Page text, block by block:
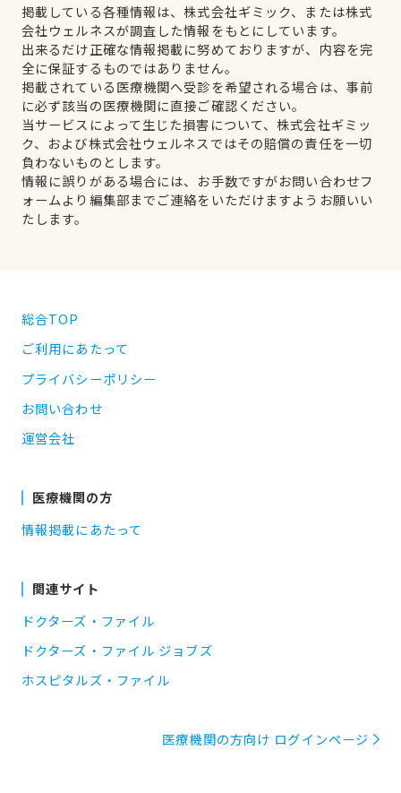
掲載している各種情報は、株式会社ギミック、または株式
会社ウェルネスが調査した情報をもとにしています。
出来るだけ正確な情報掲載に努めておりますが、内容を完
全に保証するものではありません。
掲載されている医療機関へ受診を希望される場合は、事前
に必ず該当の医療機関に直接ご確認ください。
当サービスによって生じた損害について、株式会社ギミッ
ク、および株式会社ウェルネスではその賠償の責任を一切
負わないものとします。
情報に誤りがある場合には、お手数ですがお問い合わせフ
ォームより編集部までご連絡をいただけますようお願いい
たします。
総合TOP
ご利用にあたって
プライバシーポリシー
お問い合わせ
運営会社
医療機関の方
情報掲載にあたって
関連サイト
ドクターズ・ファイル
ドクターズ・ファイル ジョブズ
ホスピタルズ・ファイル
医療機関の方向け ログインページ